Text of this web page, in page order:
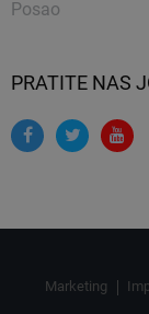
Posao
PRATITE NAS
Marketing